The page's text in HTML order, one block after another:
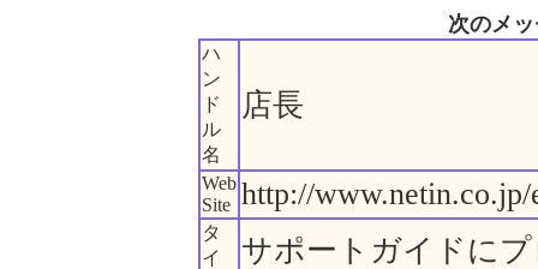
次のメ
ハ
ン
ド
ル
名
店長
Web
Site http://
タ
イ
サポートガイドに